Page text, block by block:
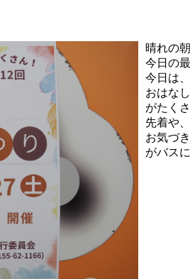
晴れの
今日の
今日は
おはな
がたく
先着や
お気づ
がバス